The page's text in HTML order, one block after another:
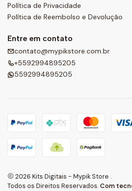
Política de Privacidade
Política de Reembolso e Devolução
Entre em contato
contato@mypikstore.com.br
+5592994895205
5592994895205
2026 Kits Digitais - Mypik Store .
Todos os Direitos Reservados. Com